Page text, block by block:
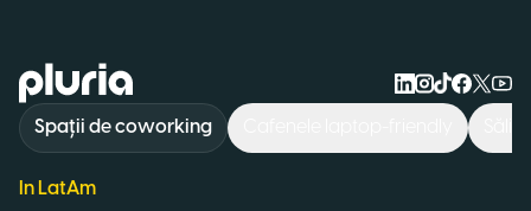
Logo Pluria
Spații de coworking
In LatAm